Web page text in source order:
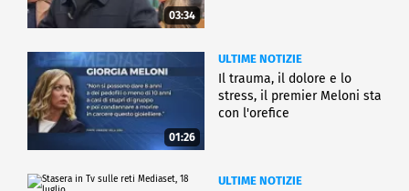
03:34
01:26
ULTIME NOTIZIE
Il trauma, il dolore e lo
stress, il premier Meloni sta
con l'orefice
ULTIME NOTIZIE